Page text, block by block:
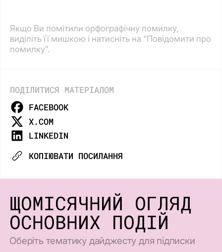
Якщо Ви помітили орфографічну помилку,
виділіть її мишкою і натисніть на “Повідомити про
помилку”.
ПОДІЛИТИСЯ МАТЕРІАЛОМ
FACEBOOK
X.COM
LINKEDIN
КОПІЮВАТИ ПОСИЛАННЯ
ЩОМІСЯЧНИЙ ОГЛЯД
ОСНОВНИХ ПОДІЙ
Оберіть тематику дайджесту для підписки